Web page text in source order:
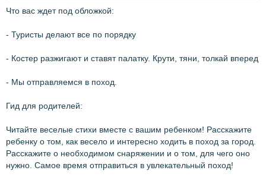
Что вас ждет под обложкой:
- Туристы делают все по порядку
- Костер разжигают и ставят палатку. Крути, тяни, толкай вперед
- Мы отправляемся в поход.
Гид для родителей:
Читайте веселые стихи вместе с вашим ребенком! Расскажите
ребенку о том, как весело и интересно ходить в поход за город.
Расскажите о необходимом снаряжении и о том, для чего оно
нужно. Самое время отправиться в увлекательный поход!